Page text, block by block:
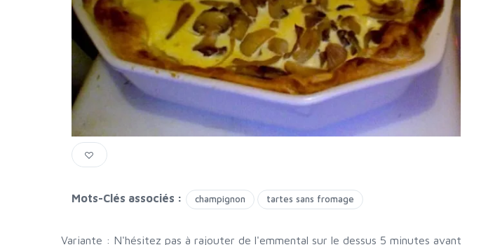
Mots-Clés associés : champignon tartes sans fromage
Variante : N'hésitez pas à rajouter de l'emmental sur le dessus 5 minutes avant